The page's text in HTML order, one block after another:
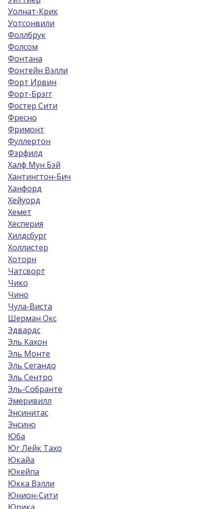
Уолнат-Крик
Уотсонвили
Фоллбрук
Фолсом
Фонтана
Фонтейн Вэлли
Форт Ирвин
Форт-Брэгг
Фостер Сити
Фресно
Фримонт
Фуллертон
Фэрфилд
Халф Мун Бэй
Хантингтон-Бич
Ханфорд
Хейуорд
Хемет
Хесперия
Хилдсбург
Холлистер
Хоторн
Чатсворт
Чико
Чино
Чула-Виста
Шерман Окс
Эдвардс
Эль Кахон
Эль Монте
Эль Сегандо
Эль Сентро
Эль-Собрантe
Эмеривилл
Энсинитас
Энсино
Юба
Юг Лейк Тахо
Юкайа
Юкейпа
Юкка Вэлли
Юнион-Сити